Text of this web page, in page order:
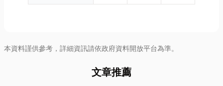
本資料謹供參考，詳細資訊請依政府資料開放平台為準。
文章推薦